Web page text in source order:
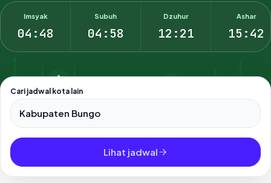
Imsyak
04:48
Subuh
04:58
Dzuhur
12:21
Ashar
15:42
Cari jadwal kota lain
Pilih salah satu dari 500+ kota dan kabupaten di Indonesia.
Lihat jadwal